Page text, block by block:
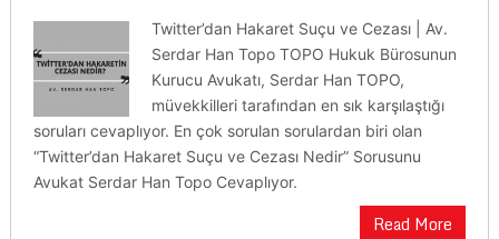
Twitter’dan Hakaret Suçu ve Cezası | Av.
Serdar Han Topo TOPO Hukuk Bürosunun
Kurucu Avukatı, Serdar Han TOPO,
müvekkilleri tarafından en sık karşılaştığı
soruları cevaplıyor. En çok sorulan sorulardan biri olan
“Twitter’dan Hakaret Suçu ve Cezası Nedir” Sorusunu
Avukat Serdar Han Topo Cevaplıyor.
Read More